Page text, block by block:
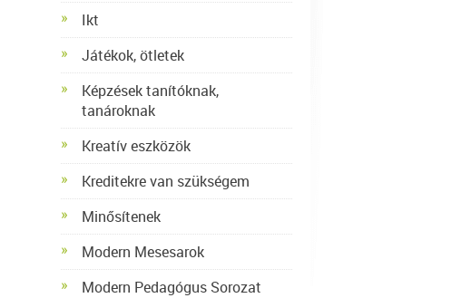
Ikt
Játékok, ötletek
Képzések tanítóknak,
tanároknak
Kreatív eszközök
Kreditekre van szükségem
Minősítenek
Modern Mesesarok
Modern Pedagógus Sorozat